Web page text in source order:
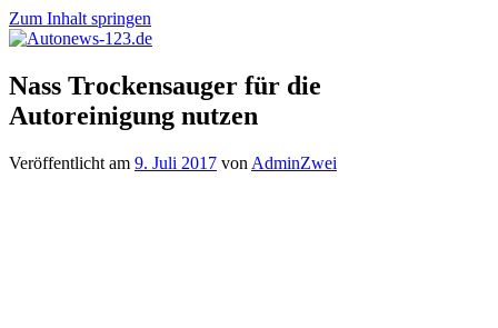
Zum Inhalt springen
Autonews-
123.de
Autonews
mit
Charme
Nass Trockensauger für die
Autoreinigung nutzen
Veröffentlicht am 9. Juli 2017 von AdminZwei